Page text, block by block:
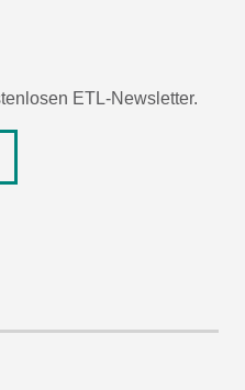
ETL-Newsletter.